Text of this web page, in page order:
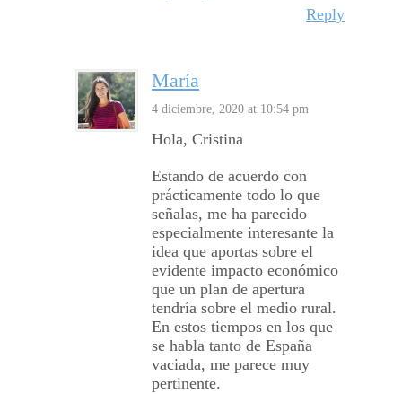
Reply
María
4 diciembre, 2020 at 10:54 pm
Hola, Cristina
Estando de acuerdo con
prácticamente todo lo que
señalas, me ha parecido
especialmente interesante la
idea que aportas sobre el
evidente impacto económico
que un plan de apertura
tendría sobre el medio rural.
En estos tiempos en los que
se habla tanto de España
vaciada, me parece muy
pertinente.